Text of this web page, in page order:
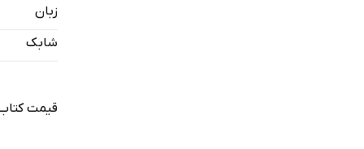
زبان
شابک
قیمت